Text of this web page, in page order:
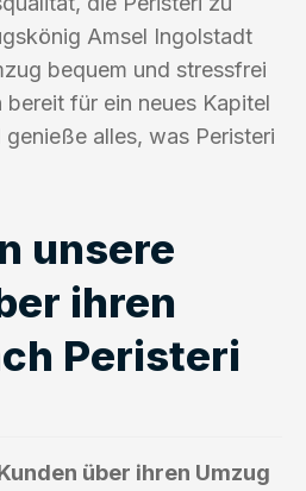
Amsel Ingolstadt
bequem und stressfrei
für ein neues Kapitel
alles, was Peristeri
unsere
ihren
Peristeri
über ihren Umzug